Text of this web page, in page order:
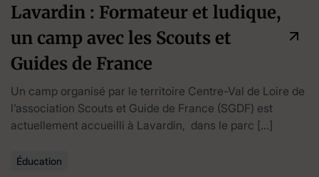
Lavardin : Formateur et ludique,
un camp avec les Scouts et
Guides de France
Un camp organisé par le territoire Centre-Val de Loire de
l’association Scouts et Guide de France (SGDF) est
actuellement accueilli à Lavardin, dans le parc […]
Éducation